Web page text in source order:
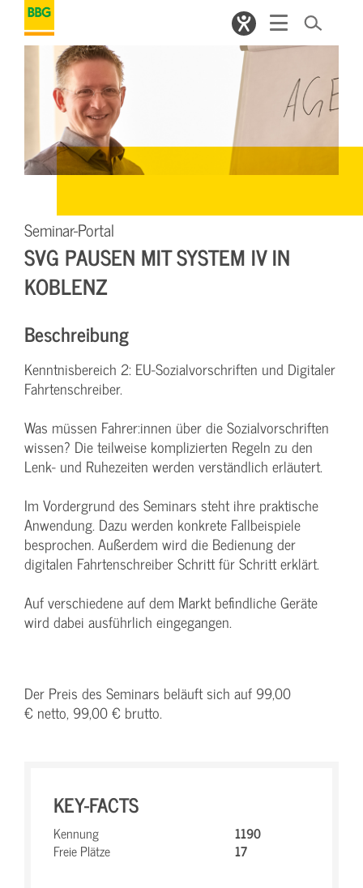
Seminar-Portal
SVG PAUSEN MIT SYSTEM IV IN
KOBLENZ
Beschreibung
Kenntnisbereich 2: EU-Sozialvorschriften und Digitaler
Fahrtenschreiber.
Was müssen Fahrer:innen über die Sozialvorschriften
wissen? Die teilweise komplizierten Regeln zu den
Lenk- und Ruhezeiten werden verständlich erläutert.
Im Vordergrund des Seminars steht ihre praktische
Anwendung. Dazu werden konkrete Fallbeispiele
besprochen. Außerdem wird die Bedienung der
digitalen Fahrtenschreiber Schritt für Schritt erklärt.
Auf verschiedene auf dem Markt befindliche Geräte
wird dabei ausführlich eingegangen.
Der Preis des Seminars beläuft sich auf 99,00
€ netto, 99,00 € brutto.
KEY-FACTS
Kennung
1190
Freie Plätze
17